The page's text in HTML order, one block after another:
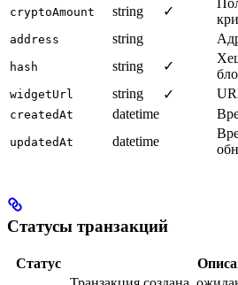
cryptoAmount string ✓
address string
hash string ✓
widgetUrl string ✓
createdAt datetime
updatedAt datetime
Статусы транзакций
Статус